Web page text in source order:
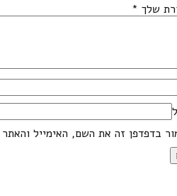
שלך *
בדפדפן זה את השם, האימייל